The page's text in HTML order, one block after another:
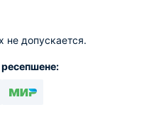
допускается.